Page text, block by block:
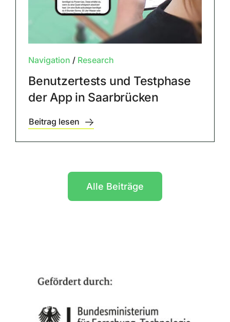
Navigation / Research
Benutzertests und Testphase
der App in Saarbrücken
Beitrag lesen
Alle Beiträge